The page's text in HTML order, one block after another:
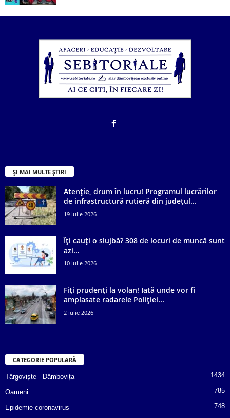
ȘI MAI MULTE ȘTIRI
Atenție, drum în lucru! Programul lucrărilor
de infrastructură rutieră din județul...
19 iulie 2026
Îți cauți o slujbă? 308 de locuri de muncă sunt
azi...
10 iulie 2026
Fiți prudenți la volan! Iată unde vor fi
amplasate radarele Poliției...
2 iulie 2026
CATEGORIE POPULARĂ
Târgoviște - Dâmbovița 1434
Oameni 785
Epidemie coronavirus
748